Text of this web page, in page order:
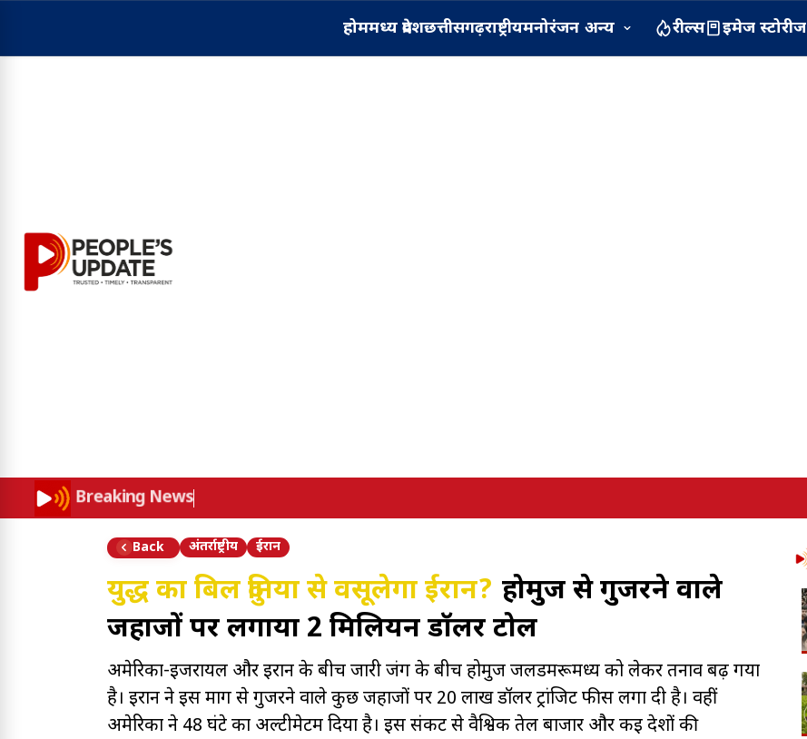
होममध्य प्रदेशछत्तीसगढ़राष्ट्रीयमनोरंजन अन्य रील्स इमेज स्टोरीज
Breaking News
Back अंतर्राष्ट्रीय ईरान
युद्ध का बिल दुनिया से वसूलेगा ईरान? होर्मुज से गुजरने वाले
जहाजों पर लगाया 2 मिलियन डॉलर टोल
अमेरिका-इजरायल और ईरान के बीच जारी जंग के बीच होर्मुज जलडमरूमध्य को लेकर तनाव बढ़ गया
है। ईरान ने इस मार्ग से गुजरने वाले कुछ जहाजों पर 20 लाख डॉलर ट्रांजिट फीस लगा दी है। वहीं
अमेरिका ने 48 घंटे का अल्टीमेटम दिया है। इस संकट से वैश्विक तेल बाजार और कई देशों की